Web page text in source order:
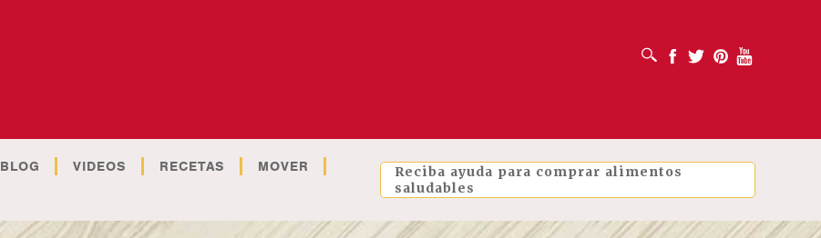
ABRIR CUADRO DE BÚSQUEDA
Facebook
Twitter PinterestYoutube
BLOG VIDEOS RECETAS
MOVER
Reciba ayuda para comprar alimentos
saludables